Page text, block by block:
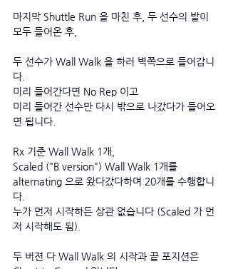
마지막 Shuttle Run 을 마친 후, 두 선수의 발이
모두 들어온 후,
두 선수가 Wall Walk 을 하러 벽쪽으로 들어갑니
다.
미리 들어간다면 No Rep 이고
미리 들어간 선수만 다시 밖으로 나갔다가 들어오
면 됩니다.
Rx 기준 Wall Walk 1개,
Scaled ("B version") Wall Walk 1개를
alternating 으로 왔다갔다하며 20개를 수행합니
다.
누가 먼저 시작하든 상관 없습니다 (Scaled 가 먼
저 시작해도 됨).
두 버젼 다 Wall Walk 의 시작과 끝 포지션은